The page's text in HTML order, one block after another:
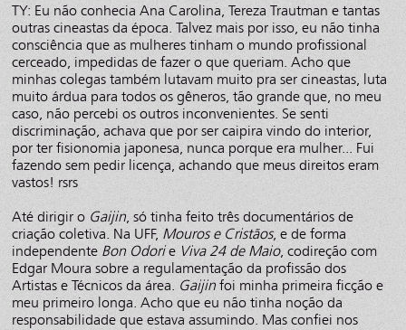
TY: Eu não conhecia Ana Carolina, Tereza Trautman e tantas
outras cineastas da época. Talvez mais por isso, eu não tinha
consciência que as mulheres tinham o mundo profissional
cerceado, impedidas de fazer o que queriam. Acho que
minhas colegas também lutavam muito pra ser cineastas, luta
muito árdua para todos os gêneros, tão grande que, no meu
caso, não percebi os outros inconvenientes. Se senti
discriminação, achava que por ser caipira vindo do interior,
por ter fisionomia japonesa, nunca porque era mulher... Fui
fazendo sem pedir licença, achando que meus direitos eram
vastos! rsrs
Até dirigir o Gaijin , só tinha feito três documentários de
criação coletiva. Na UFF, Mouros e Cristãos, e de forma
independente Bon Odorie Viva 24 de Maio, codireção com
Edgar Moura sobre a regulamentação da profissão dos
Artistas e Técnicos da área. Gaijin foi minha primeira ficção e
meu primeiro longa. Acho que eu não tinha noção da
responsabilidade que estava assumindo. Mas confiei nos